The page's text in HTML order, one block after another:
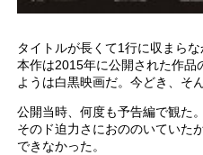
タイトルが長くて1行に収まらな
本作は2015年に公開された作品
ようは白黒映画だ。今どき、そ
公開当時、何度も予告編で観た。
そのド迫力さにおののいていた
できなかった。